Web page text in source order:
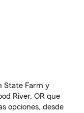
State Farm y
River, OR que
opciones, desde